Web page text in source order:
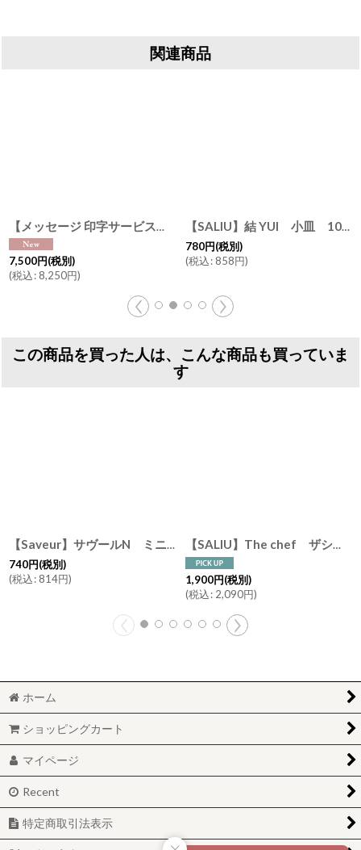
関連商品
30561 ]
【メッセージ 印字サービス】【SALIU】Nature Ave. 限定カラー 薄墨 結 YUI 土瓶 急須 330ml 湯呑み ギフト 3点Set 急須セット 日本製
7,500円(税別)
(税込: 8,250円)
【SALIU】結 YUI 小皿 10cm 美濃焼 日本製 白 灰 浅葱 墨 桜
780円(税別)
(税込: 858円)
この商品を買った人は、こんな商品も買っていま
す
【Saveur】サヴールN ミニプレート φ11cm ゴールド シルバー ライン 丸皿 日本製 サブール
740円(税別)
(税込: 814円)
【SALIU】The chef ザシェフ グリルプレートS 陶板 耐熱陶器 日本製 クッキングプレート 簡単料理 魚焼きグリル オーブン レンジ トースター
1,900円(税別)
(税込: 2,090円)
ホーム
ショッピングカート
マイページ
Recent
特定商取引法表示